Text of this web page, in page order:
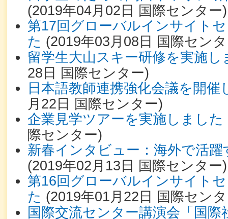
(2019年04月02日 国際センター)
第17回グローバルインサイト
た (2019年03月08日 国際セン
留学生大山スキー研修を実施し
28日 国際センター)
日本語教師連携強化会議を開催
月22日 国際センター)
企業見学ツアーを実施しました
際センター)
新春インタビュー：海外で活
(2019年02月13日 国際センター)
第16回グローバルインサイト
た (2019年01月22日 国際セン
国際交流センター講演会「国